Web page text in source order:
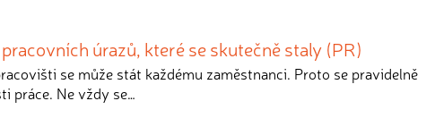
úrazů, které se skutečně staly (PR)
se může stát každému zaměstnanci. Proto se pravidelně
práce. Ne vždy se…